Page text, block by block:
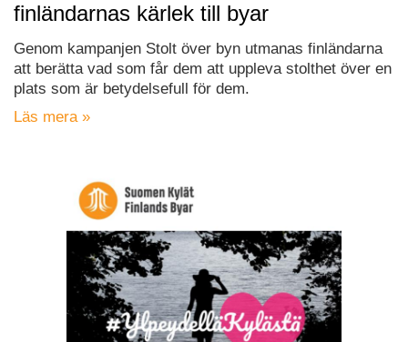
finländarnas kärlek till byar
Genom kampanjen Stolt över byn utmanas finländarna
att berätta vad som får dem att uppleva stolthet över en
plats som är betydelsefull för dem.
Läs mera »